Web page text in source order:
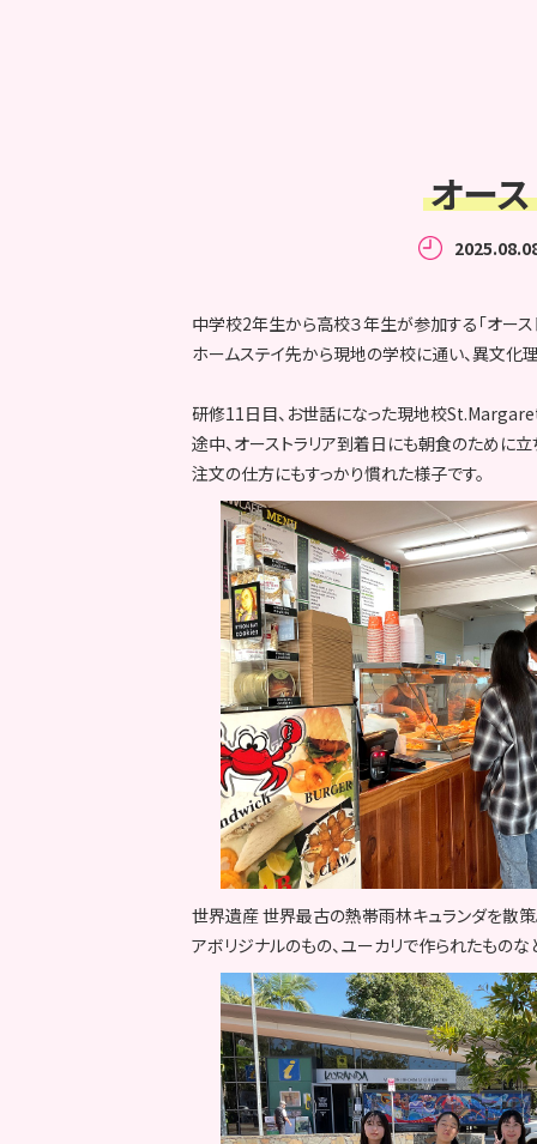
オー
中学校2年生から高校３年生が参加する「オース
ホームステイ先から現地の学校に通い、異文化
研修11日目、お世話になった現地校
途中、オーストラリア到着日にも朝食のために立
注文の仕方にもすっかり慣れた様子です。
世界遺産 世界最古の熱帯雨林キュランダを散策
アボリジナルのもの、ユーカリで作られたものな